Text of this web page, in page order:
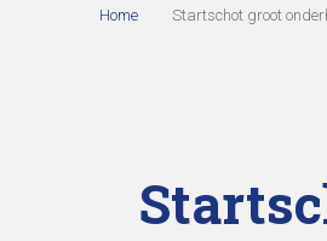
Home Startschot groot